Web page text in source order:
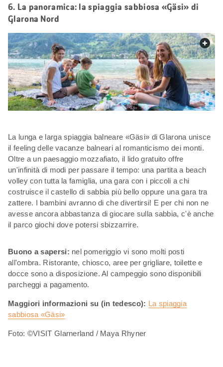
6. La panoramica: la spiaggia sabbiosa «Gäsi» di
Glarona Nord
La lunga e larga spiaggia balneare «Gäsi» di Glarona unisce
il feeling delle vacanze balneari al romanticismo dei monti.
Oltre a un paesaggio mozzafiato, il lido gratuito offre
un'infinità di modi per passare il tempo: una partita a beach
volley con tutta la famiglia, una gara con i piccoli a chi
costruisce il castello di sabbia più bello oppure una gara tra
zattere. I bambini avranno di che divertirsi! E per chi non ne
avesse ancora abbastanza di giocare sulla sabbia, c'è anche
il parco giochi dove potersi sbizzarrire.
Buono a sapersi: nel pomeriggio vi sono molti posti
all'ombra. Ristorante, chiosco, aree per grigliare, toilette e
docce sono a disposizione. Al campeggio sono disponibili
parcheggi a pagamento.
Maggiori informazioni su (in tedesco): La spiaggia
sabbiosa «Gäsi»
Foto: ©VISIT Glarnerland / Maya Rhyner